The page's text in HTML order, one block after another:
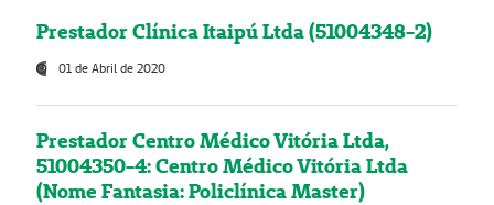
Prestador Clínica Itaipú Ltda (51004348-2)
01 de Abril de 2020
Prestador Centro Médico Vitória Ltda,
51004350-4: Centro Médico Vitória Ltda
(Nome Fantasia: Policlínica Master)